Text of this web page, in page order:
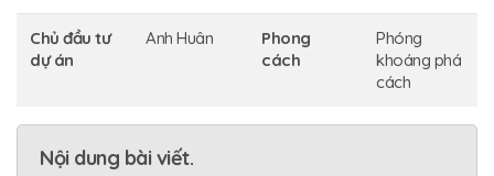
Chủ đầu tư
dự án
Anh Huân
Phong
cách
Phóng
khoáng phá
cách
Nội dung bài viết.